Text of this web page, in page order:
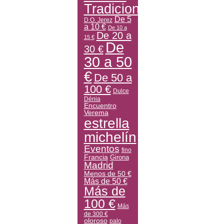
Tradicional
D.O. Jerez De 5
a 10 € De 10 a
15 € De 20 a
30 € De
30 a 50
€ De 50 a
100 € Dulce
Dénia
Encuentro
Verema
estrella
michelín
Eventos fino
Francia Girona
Madrid
Menos de 50 €
Más de 50 €
Más de
100 € Más
de 300 €
oloroso palo